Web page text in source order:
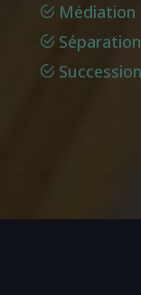
Médiation
Séparation
Succession